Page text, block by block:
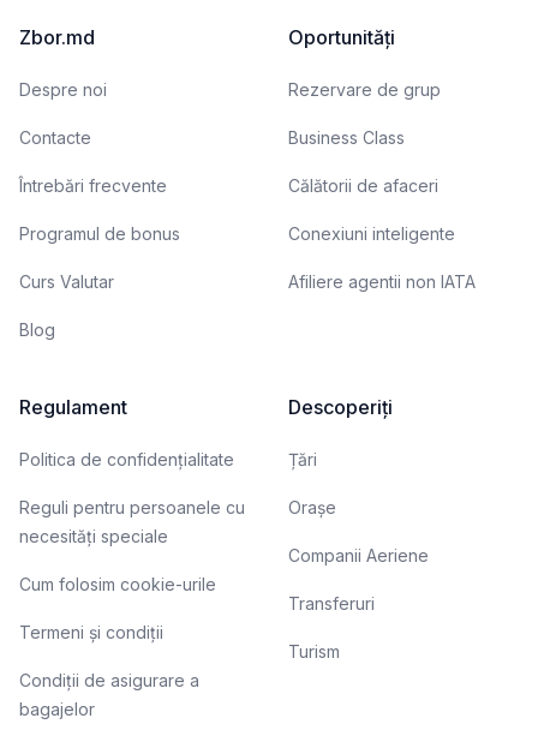
Zbor.md
Despre noi
Contacte
Întrebări frecvente
Programul de bonus
Curs Valutar
Blog
Oportunități
Rezervare de grup
Business Class
Călătorii de afaceri
Conexiuni inteligente
Afiliere agentii non IATA
Regulament
Politica de confidențialitate
Reguli pentru persoanele cu
necesități speciale
Cum folosim cookie-urile
Termeni și condiții
Condiții de asigurare a
bagajelor
Descoperiți
Țări
Orașe
Companii Aeriene
Transferuri
Turism